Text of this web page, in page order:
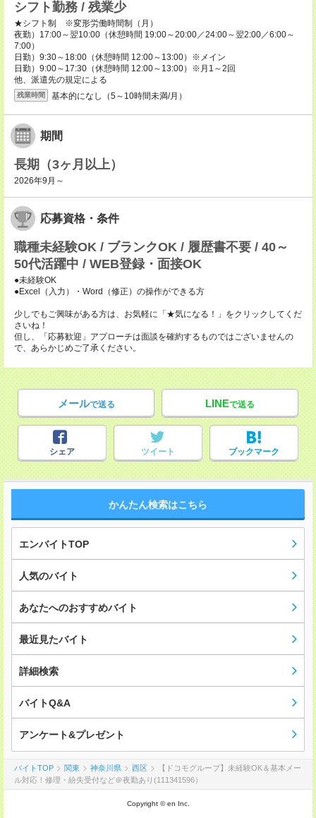
シフト勤務 / 残業少
★シフト制 ※変形労働時間制（月）
夜勤）17:00～翌10:00（休憩時間 19:00～20:00／24:00～翌2:00／6:00～
7:00）
日勤）9:30～18:00（休憩時間 12:00～13:00）※メイン
日勤）9:00～17:30（休憩時間 12:00～13:00）※月1～2回
他、派遣先の規定による
残業時間 基本的になし（5～10時間未満/月）
期間
長期（3ヶ月以上）
2026年9月～
応募資格・条件
職種未経験OK / ブランクOK / 履歴書不要 / 40～
50代活躍中 / WEB登録・面接OK
●未経験OK
●Excel（入力）・Word（修正）の操作ができる方
少しでもご興味がある方は、お気軽に「★気になる！」をクリックしてくだ
さいね！
但し、「応募歓迎」アプローチは面談を確約するものではございませんの
で、あらかじめご了承ください。
メールで送る LINEで送る
シェア ツイート ブックマーク
かんたん検索はこちら
エンバイトTOP
人気のバイト
あなたへのおすすめバイト
最近見たバイト
詳細検索
バイトQ&A
アンケート&プレゼント
バイトTOP 関東 神奈川県 西区
【ドコモグループ】未経験OK＆基本メー
ル対応！修理・紛失受付など＠夜勤あり(111341596）
Copyright © en Inc.